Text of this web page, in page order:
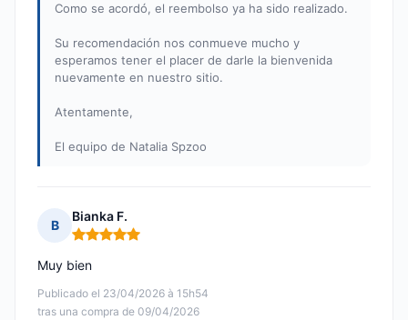
Como se acordó, el reembolso ya ha sido realizado.
Su recomendación nos conmueve mucho y
esperamos tener el placer de darle la bienvenida
nuevamente en nuestro sitio.
Atentamente,
El equipo de Natalia Spzoo
B
Bianka F.
Nota: 5 de 5
Publicado el 23/04/2026 à 15h54
tras una compra de 09/04/2026
Muy bien